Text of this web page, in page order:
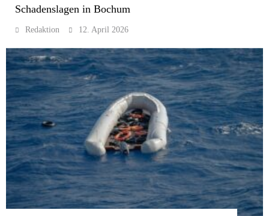
Schadenslagen in Bochum
Redaktion 12. April 2026